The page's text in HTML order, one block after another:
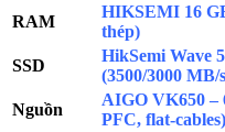
RAM
HIKSEMI 16
thép)
SSD
HikSemi Wave
(3500/3000 MB/
Nguồn
AIGO VK650 –
PFC, flat-cables)